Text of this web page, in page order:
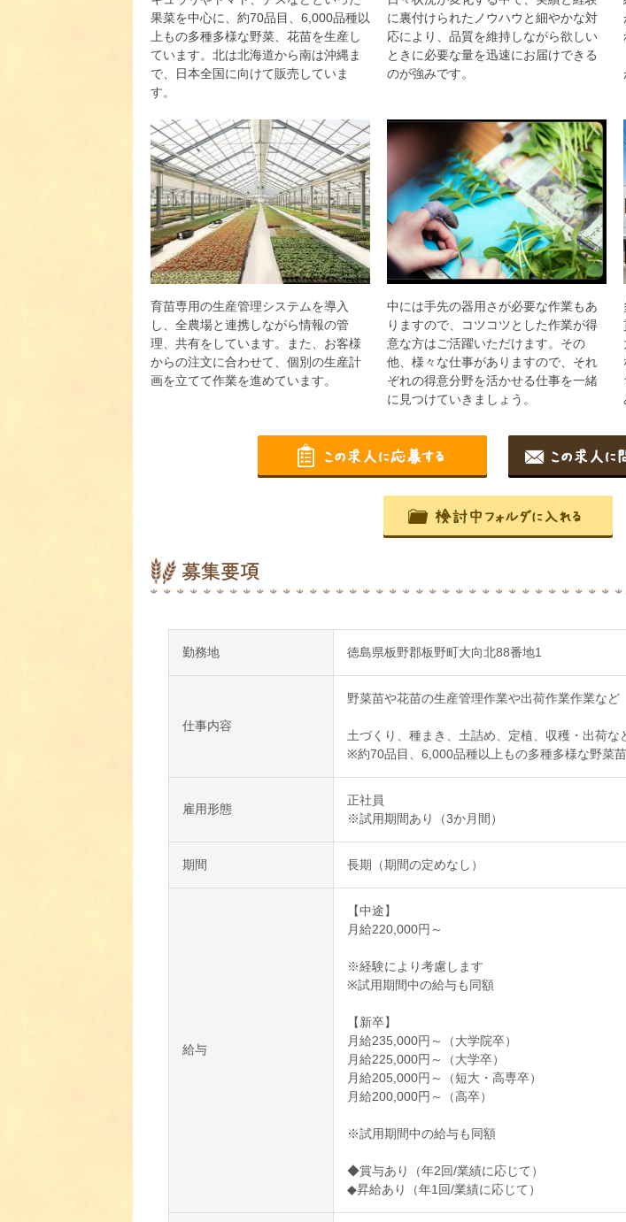
果菜を中心に、約70品目、6,000品種以
上もの多種多様な野菜、花苗を生産し
ています。北は北海道から南は沖縄ま
で、日本全国に向けて販売していま
す。
に裏付けられたノウハウと細やかな対
応により、品質を維持しながら欲しい
ときに必要な量を迅速にお届けできる
のが強みです。
育苗専用の生産管理システムを導入
し、全農場と連携しながら情報の管
理、共有をしています。また、お客様
からの注文に合わせて、個別の生産計
画を立てて作業を進めています。
中には手先の器用さが必要な作業もあ
りますので、コツコツとした作業が得
意な方はご活躍いただけます。その
他、様々な仕事がありますので、それ
ぞれの得意分野を活かせる仕事を一緒
に見つけていきましょう。
募集要項
勤務地 徳島県板野郡板野町大向北88番地1
仕事内容
野菜苗や花苗の生産管理作業や出荷作業作業など
土づくり、種まき、土詰め、定植、収穫・出荷な
※約70品目、6,000品種以上もの多種多様な野菜
雇用形態
正社員
※試用期間あり（3か月間）
期間 長期（期間の定めなし）
給与
【中途】
月給220,000円～
※経験により考慮します
※試用期間中の給与も同額
【新卒】
月給235,000円～（大学院卒）
月給225,000円～（大学卒）
月給205,000円～（短大・高専卒）
月給200,000円～（高卒）
※試用期間中の給与も同額
◆賞与あり（年2回/業績に応じて）
◆昇給あり（年1回/業績に応じて）